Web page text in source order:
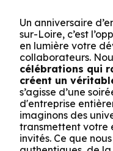
Un anniversaire
sur-Loire, c’est
en lumière votre
collaborateurs.
célébrations qui
créent un
s’agisse d’une
d'entreprise
imaginons des
transmettent votre
invités. Ce que